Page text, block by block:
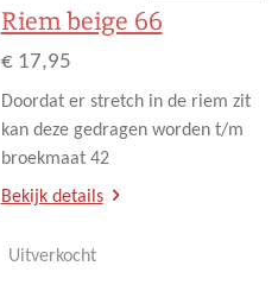
Riem beige 66
€ 17,95
Doordat er stretch in de riem zit
kan deze gedragen worden t/m
broekmaat 42
Bekijk details
Uitverkocht